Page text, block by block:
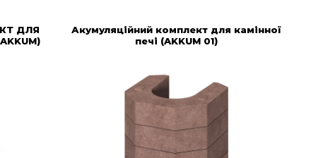
ДЛЯ
Акумуляційний комплект для камінної
печі (AKKUM 01)